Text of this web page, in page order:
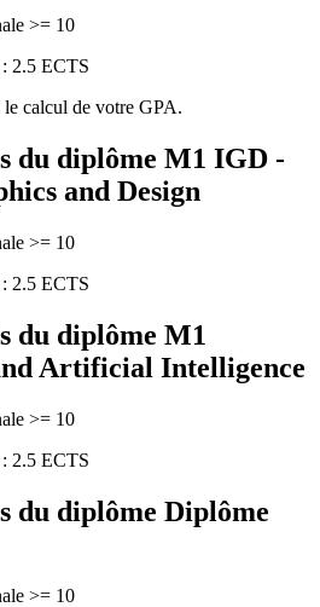
>= 10
2.5 ECTS
le calcul de votre GPA.
du diplôme M1 IGD -
and Design
>= 10
2.5 ECTS
du diplôme M1
Artificial Intelligence
>= 10
2.5 ECTS
du diplôme Diplôme
>= 10